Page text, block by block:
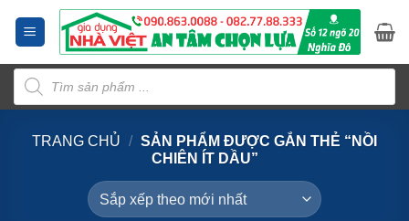
dung
Tìm
kiếm
sản
phẩm
TRANG CHỦ / SẢN PHẨM ĐƯỢC GẮN THẺ “NỒI
CHIÊN ÍT DẦU”